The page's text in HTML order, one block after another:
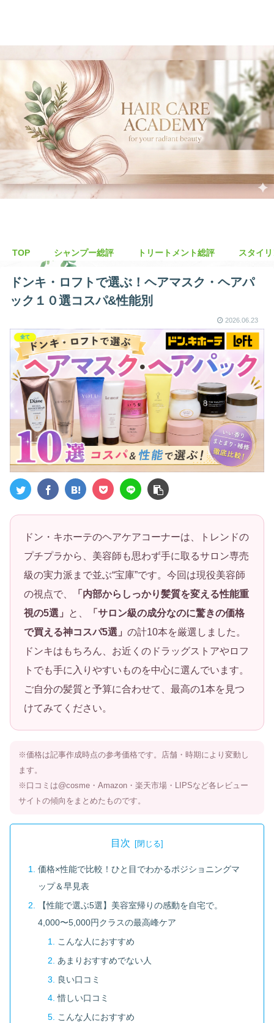
TOP シャンプー総評 トリートメント総評 スタイ
ドンキ・ロフトで選ぶ！ヘアマスク・ヘアパ
ック１０選コスパ&性能別
2026.06.23
全て
ドン・キホーテのヘアケアコーナーは、トレンドの
プチプラから、美容師も思わず手に取るサロン専売
級の実力派まで並ぶ“宝庫”です。今回は現役美容師
の視点で、
「内部からしっかり髪質を変える性能重
視の5選」
と、
「サロン級の成分なのに驚きの価格
で買える神コスパ5選」 の計10本を厳選しました。
ドンキはもちろん、お近くのドラッグストアやロフ
トでも手に入りやすいものを中心に選んでいます。
ご自分の髪質と予算に合わせて、最高の1本を見つ
けてみてください。
※価格は記事作成時点の参考価格です。店舗・時期により変動し
ます。
※口コミは@cosme・Amazon・楽天市場・LIPSなど各レビュー
サイトの傾向をまとめたものです。
目次
価格×性能で比較！ひと目でわかるポジショニングマ
ップ＆早見表
【性能で選ぶ5選】美容室帰りの感動を自宅で。
4,000〜5,000円クラスの最高峰ケア
こんな人におすすめ
あまりおすすめでない人
良い口コミ
惜しい口コミ
こんな人におすすめ